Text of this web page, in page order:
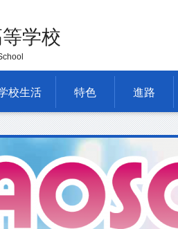
学校
校生活 特色 進路